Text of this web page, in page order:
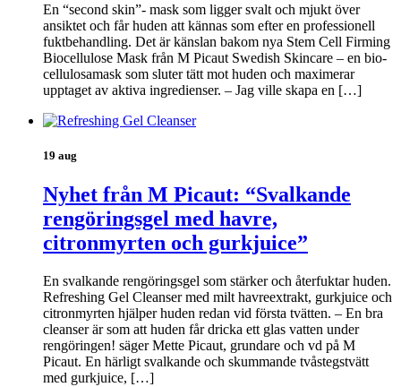
En “second skin”- mask som ligger svalt och mjukt över
ansiktet och får huden att kännas som efter en professionell
fuktbehandling. Det är känslan bakom nya Stem Cell Firming
Biocellulose Mask från M Picaut Swedish Skincare – en bio-
cellulosamask som sluter tätt mot huden och maximerar
upptaget av aktiva ingredienser. – Jag ville skapa en […]
19 aug
Nyhet från M Picaut: “Svalkande
rengöringsgel med havre,
citronmyrten och gurkjuice”
En svalkande rengöringsgel som stärker och återfuktar huden.
Refreshing Gel Cleanser med milt havreextrakt, gurkjuice och
citronmyrten hjälper huden redan vid första tvätten. – En bra
cleanser är som att huden får dricka ett glas vatten under
rengöringen! säger Mette Picaut, grundare och vd på M
Picaut. En härligt svalkande och skummande tvåstegstvätt
med gurkjuice, […]